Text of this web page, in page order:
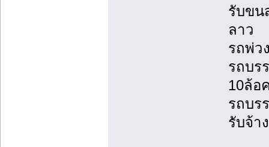
รับขน
ลาว
รถพ่ว
รถบร
10ล้อ
รถบร
รับจ้า